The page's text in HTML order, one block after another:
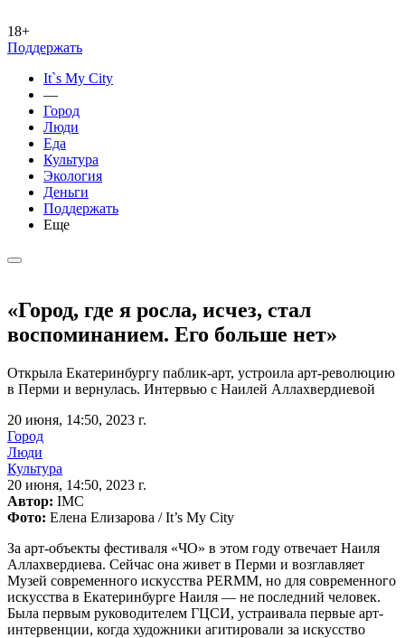
18+
Поддержать
It`s My City
—
Город
Люди
Еда
Культура
Экология
Деньги
Поддержать
Еще
«Город, где я росла, исчез, стал
воспоминанием. Его больше нет»
Открыла Екатеринбургу паблик-арт, устроила арт-революцию
в Перми и вернулась. Интервью с Наилей Аллахвердиевой
20 июня, 14:50, 2023 г.
Город
Люди
Культура
20 июня, 14:50, 2023 г.
Автор: IMC
Фото: Елена Елизарова / It’s My City
За арт-объекты фестиваля «ЧО» в этом году отвечает Наиля
Аллахвердиева. Сейчас она живет в Перми и возглавляет
Музей современного искусства PERMM, но для современного
искусства в Екатеринбурге Наиля — не последний человек.
Была первым руководителем ГЦСИ, устраивала первые арт-
интервенции, когда художники агитировали за искусство